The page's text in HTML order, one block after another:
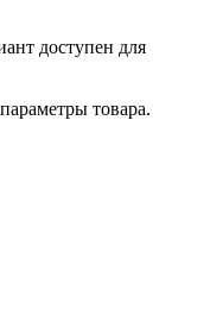
доступен для
товара.